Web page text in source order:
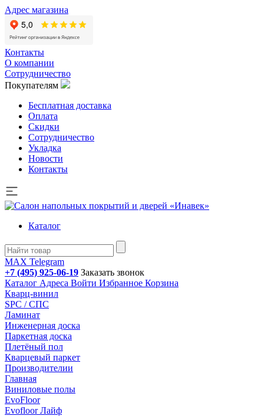
Адрес магазина
Контакты
О компании
Сотрудничество
Покупателям
Бесплатная доставка
Оплата
Скидки
Сотрудничество
Укладка
Новости
Контакты
Каталог
MAX Telegram
+7 (495) 925-06-19 Заказать звонок
Каталог Адреса Войти Избранное Корзина
Кварц-винил
SPC / СПС
Ламинат
Инженерная доска
Паркетная доска
Плетёный пол
Кварцевый паркет
Производителии
Главная
Виниловые полы
EvoFloor
Evofloor Лайф